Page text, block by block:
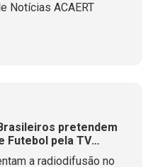
Notícias ACAERT
pretendem
Futebol pela TV
a radiodifusão no